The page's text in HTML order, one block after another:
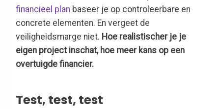
financieel plan baseer je op controleerbare en
concrete elementen. En vergeet de
veiligheidsmarge niet. Hoe realistischer je je
eigen project inschat, hoe meer kans op een
overtuigde financier.
Test, test, test